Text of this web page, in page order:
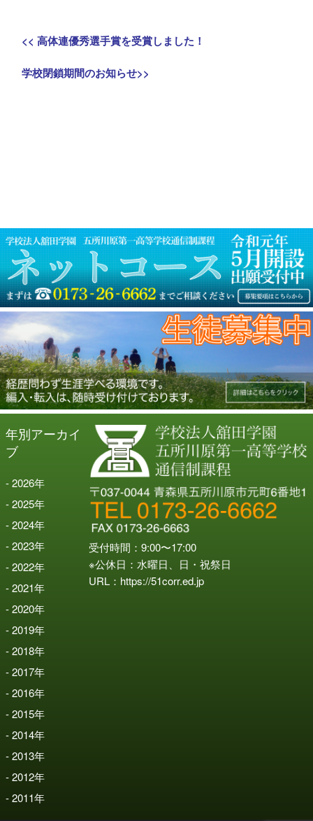
投
稿
ョ
ン
<< Previous
高体連優秀選手賞を受賞しました！
Next
学校閉鎖期間のお知らせ>>
年別アーカイ
ブ
2026年
2025年
2024年
2023年
2022年
2021年
2020年
2019年
2018年
2017年
2016年
2015年
2014年
2013年
2012年
2011年
受付時間：9:00〜17:00
※公休日：水曜日、日・祝祭日
URL： https://51corr.ed.jp